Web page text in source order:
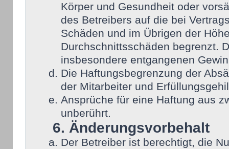
Körper und Gesundheit oder
des Betreibers auf die bei
Schäden und im Übrigen der
Durchschnittsschäden begrenzt.
insbesondere entgangenen
Die Haftungsbegrenzung der
der Mitarbeiter und
Ansprüche für eine Haftung aus
unberührt.
6. Änderungsvorbehalt
Der Betreiber ist berechtigt, die